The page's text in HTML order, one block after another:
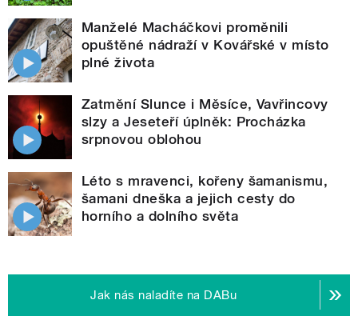
Manželé Macháčkovi proměnili
opuštěné nádraží v Kovářské v místo
plné života
Zatmění Slunce i Měsíce, Vavřincovy
slzy a Jeseteří úplněk: Procházka
srpnovou oblohou
Léto s mravenci, kořeny šamanismu,
šamani dneška a jejich cesty do
horního a dolního světa
Jak nás naladíte na DABu